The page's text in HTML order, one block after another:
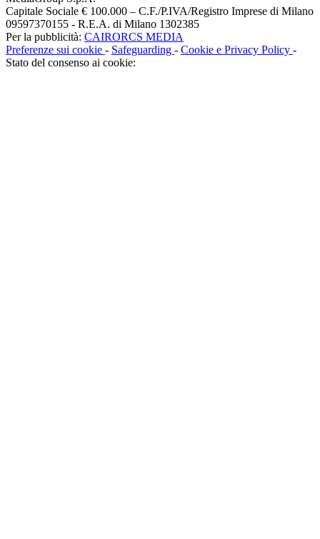
Capitale Sociale € 100.000 – C.F./P.IVA/Registro Imprese di Milano
09597370155 - R.E.A. di Milano 1302385
Per la pubblicità: CAIRORCS MEDIA
Preferenze sui cookie - Safeguarding - Cookie e Privacy Policy -
Stato del consenso ai cookie: